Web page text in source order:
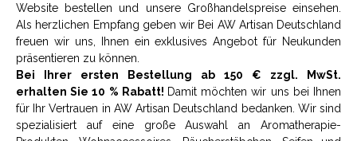
Website bestellen und unsere Großhandelspreise einsehen.
Als herzlichen Empfang geben wir Bei AW Artisan Deutschland
freuen wir uns, Ihnen ein exklusives Angebot für Neukunden
präsentieren zu können.
Bei Ihrer ersten Bestellung ab 150 € zzgl. MwSt.
erhalten Sie 10 % Rabatt! Damit möchten wir uns bei Ihnen
für Ihr Vertrauen in AW Artisan Deutschland bedanken. Wir sind
spezialisiert auf eine große Auswahl an Aromatherapie-